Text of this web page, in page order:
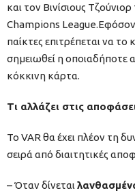
και τον Βινίσιους
Champions League.Εφόσον
παίκτες επιτρέπεται να
σημειωθεί η οποιαδήποτε
κόκκινη κάρτα.
Τι αλλάζει στις
Το VAR θα έχει πλέον τη
σειρά από διαιτητικές
– Όταν δίνεται